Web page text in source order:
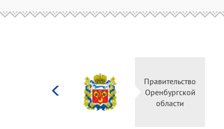
Правительство
Оренбургской
области